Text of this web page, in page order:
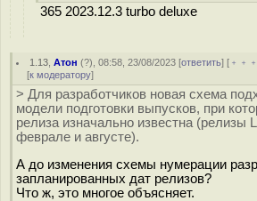
365 2023.12.3 turbo deluxe
1.13 ,Атон (?), 08:58, 23/08/2023 [ответить] [
[к модератору]
> Для разработчиков новая схема
модели подготовки выпусков, при
релиза изначально известна (релизы
феврале и августе).
А до изменения схемы нумерации
запланированных дат релизов?
Что ж, это многое объясняет.